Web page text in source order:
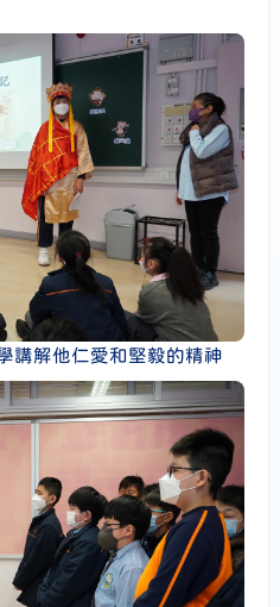
講解他仁愛和堅毅的精神